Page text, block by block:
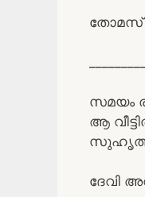
തോമസ് :
സമയം
ആ
ദേവി